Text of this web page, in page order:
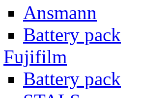
Ansmann
Battery pack
Fujifilm
Battery pack